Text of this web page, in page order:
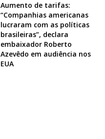
Aumento de tarifas:
“Companhias americanas
lucraram com as políticas
brasileiras”, declara
embaixador Roberto
Azevêdo em audiência nos
EUA